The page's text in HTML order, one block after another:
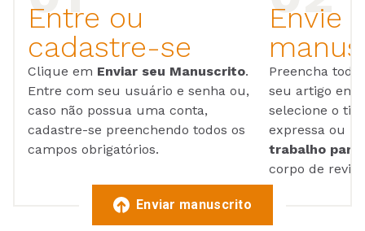
Entre ou
cadastre-se
Clique em Enviar seu Manuscrito.
Entre com seu usuário e senha ou,
caso não possua uma conta,
cadastre-se preenchendo todos os
campos obrigatórios.
Envie
Preencha
seu artigo em
selecione o
expressa ou
trabalho para
corpo de
Enviar manuscrito